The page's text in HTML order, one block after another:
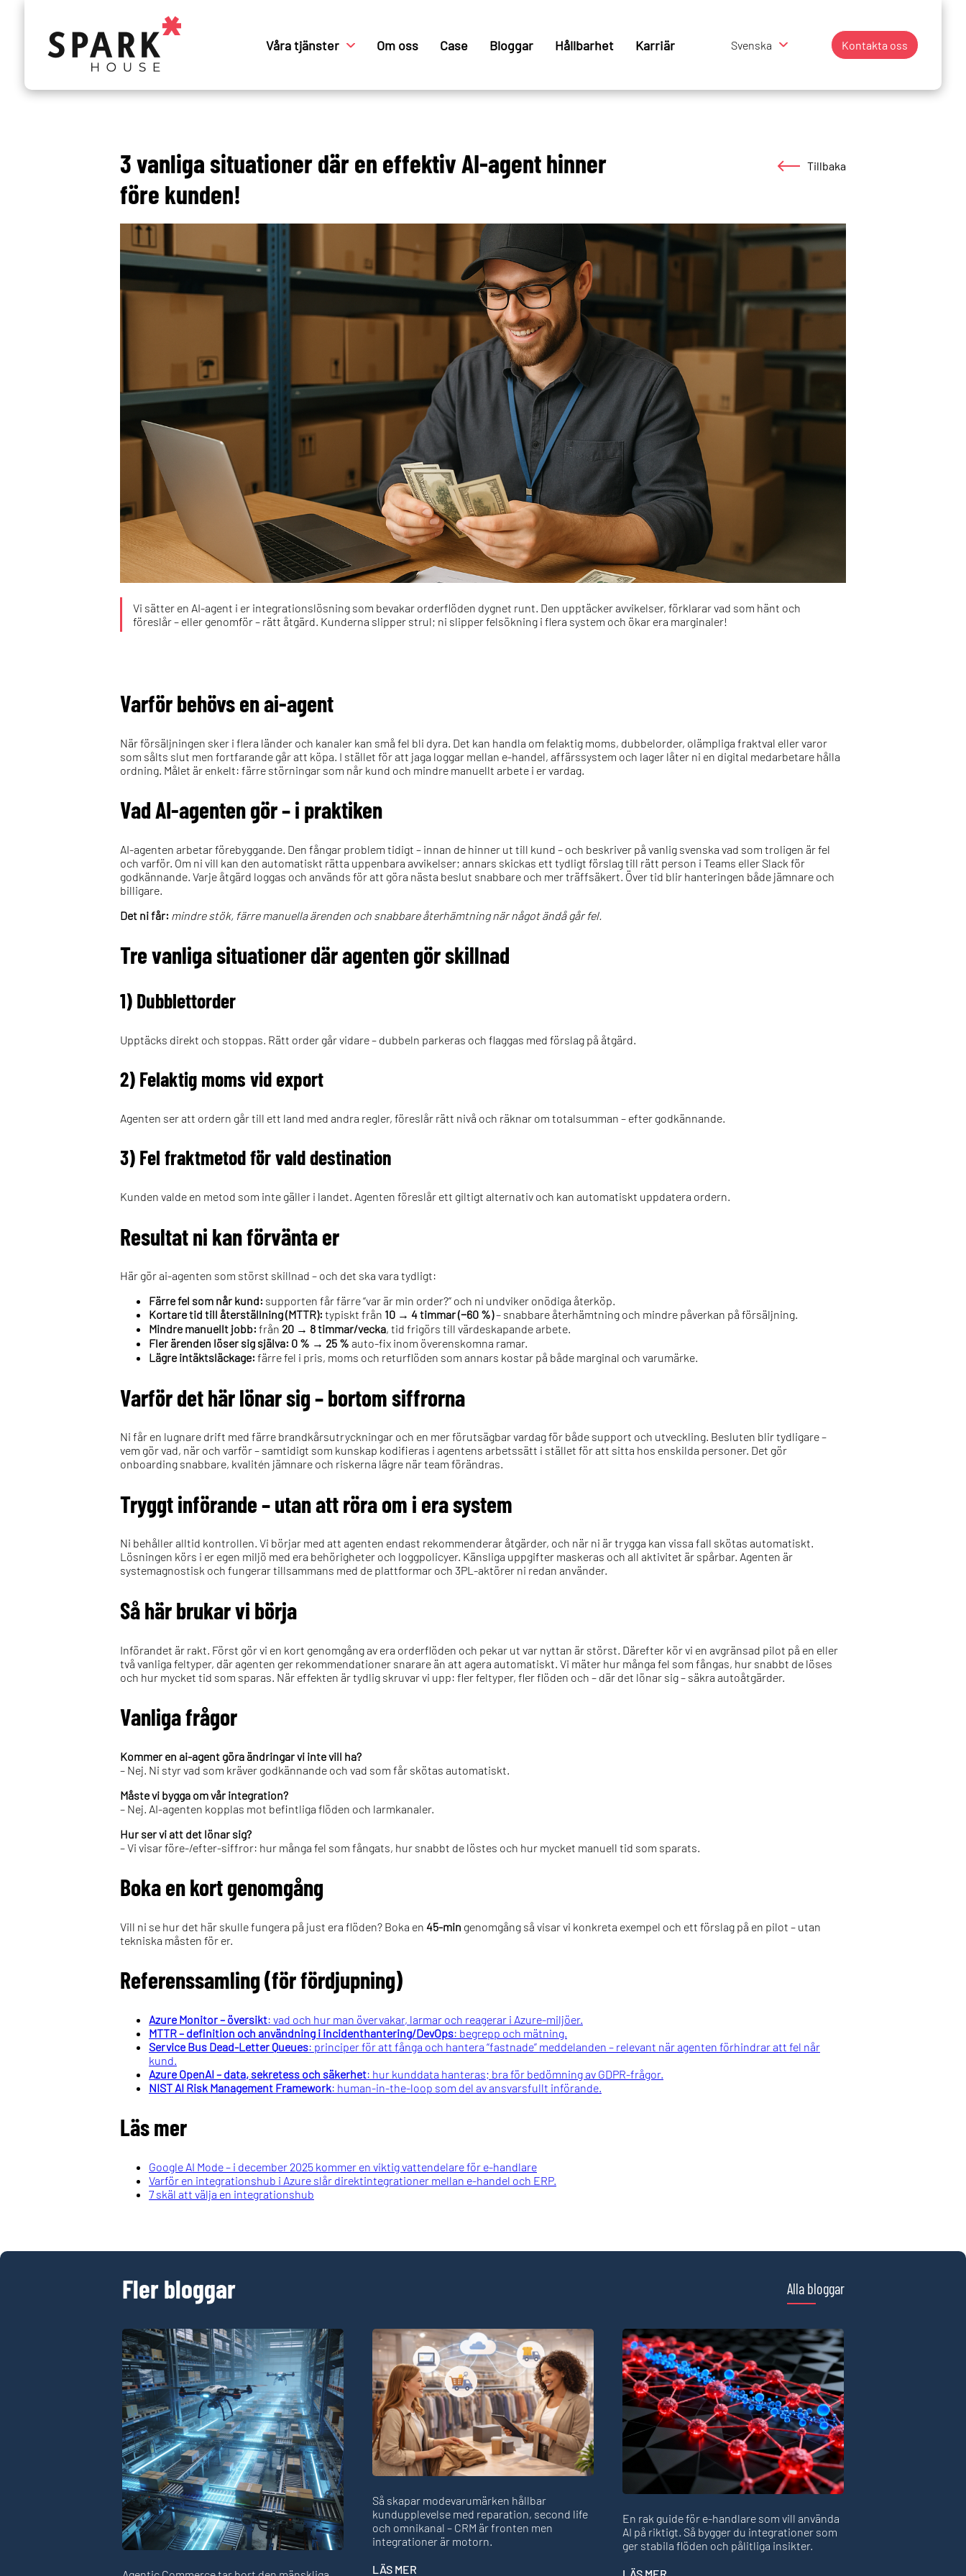
Våra tjänster Om oss Case Bloggar Hållbarhet Karriär Svenska Kontakta oss
3 vanliga situationer där en effektiv AI-agent hinner
före kunden!
Tillbaka
Vi sätter en AI-agent i er integrationslösning som bevakar orderflöden dygnet runt. Den upptäcker avvikelser, förklarar vad som hänt och
föreslår – eller genomför – rätt åtgärd. Kunderna slipper strul; ni slipper felsökning i flera system och ökar era marginaler!
Varför behövs en ai-agent
När försäljningen sker i flera länder och kanaler kan små fel bli dyra. Det kan handla om felaktig moms, dubbelorder, olämpliga fraktval eller varor
som sålts slut men fortfarande går att köpa. I stället för att jaga loggar mellan e-handel, affärssystem och lager låter ni en digital medarbetare hålla
ordning. Målet är enkelt: färre störningar som når kund och mindre manuellt arbete i er vardag.
Vad AI-agenten gör – i praktiken
AI-agenten arbetar förebyggande. Den fångar problem tidigt – innan de hinner ut till kund – och beskriver på vanlig svenska vad som troligen är fel
och varför. Om ni vill kan den automatiskt rätta uppenbara avvikelser; annars skickas ett tydligt förslag till rätt person i Teams eller Slack för
godkännande. Varje åtgärd loggas och används för att göra nästa beslut snabbare och mer träffsäkert. Över tid blir hanteringen både jämnare och
billigare.
Det ni får: mindre stök, färre manuella ärenden och snabbare återhämtning när något ändå går fel.
Tre vanliga situationer där agenten gör skillnad
1) Dubblettorder
Upptäcks direkt och stoppas. Rätt order går vidare – dubbeln parkeras och flaggas med förslag på åtgärd.
2) Felaktig moms vid export
Agenten ser att ordern går till ett land med andra regler, föreslår rätt nivå och räknar om totalsumman – efter godkännande.
3) Fel fraktmetod för vald destination
Kunden valde en metod som inte gäller i landet. Agenten föreslår ett giltigt alternativ och kan automatiskt uppdatera ordern.
Resultat ni kan förvänta er
Här gör ai-agenten som störst skillnad – och det ska vara tydligt:
Färre fel som når kund: supporten får färre “var är min order?” och ni undviker onödiga återköp.
Kortare tid till återställning (MTTR): typiskt från 10 → 4 timmar (−60 %)– snabbare återhämtning och mindre påverkan på försäljning.
Mindre manuellt jobb: från 20 → 8 timmar/vecka, tid frigörs till värdeskapande arbete.
Fler ärenden löser sig själva: 0 % → 25 % auto-fix inom överenskomna ramar.
Lägre intäktsläckage: färre fel i pris, moms och returflöden som annars kostar på både marginal och varumärke.
Varför det här lönar sig – bortom siffrorna
Ni får en lugnare drift med färre brandkårsutryckningar och en mer förutsägbar vardag för både support och utveckling. Besluten blir tydligare –
vem gör vad, när och varför – samtidigt som kunskap kodifieras i agentens arbetssätt i stället för att sitta hos enskilda personer. Det gör
onboarding snabbare, kvalitén jämnare och riskerna lägre när team förändras.
Tryggt införande – utan att röra om i era system
Ni behåller alltid kontrollen. Vi börjar med att agenten endast rekommenderar åtgärder, och när ni är trygga kan vissa fall skötas automatiskt.
Lösningen körs i er egen miljö med era behörigheter och loggpolicyer. Känsliga uppgifter maskeras och all aktivitet är spårbar. Agenten är
systemagnostisk och fungerar tillsammans med de plattformar och 3PL-aktörer ni redan använder.
Så här brukar vi börja
Införandet är rakt. Först gör vi en kort genomgång av era orderflöden och pekar ut var nyttan är störst. Därefter kör vi en avgränsad pilot på en eller
två vanliga feltyper, där agenten ger rekommendationer snarare än att agera automatiskt. Vi mäter hur många fel som fångas, hur snabbt de löses
och hur mycket tid som sparas. När effekten är tydlig skruvar vi upp: fler feltyper, fler flöden och – där det lönar sig – säkra autoåtgärder.
Vanliga frågor
Kommer en ai-agent göra ändringar vi inte vill ha?
– Nej. Ni styr vad som kräver godkännande och vad som får skötas automatiskt.
Måste vi bygga om vår integration?
– Nej. AI-agenten kopplas mot befintliga flöden och larmkanaler.
Hur ser vi att det lönar sig?
– Vi visar före-/efter-siffror: hur många fel som fångats, hur snabbt de löstes och hur mycket manuell tid som sparats.
Boka en kort genomgång
Vill ni se hur det här skulle fungera på just era flöden? Boka en 45-min genomgång så visar vi konkreta exempel och ett förslag på en pilot – utan
tekniska måsten för er.
Referenssamling (för fördjupning)
Azure Monitor – översikt: vad och hur man övervakar, larmar och reagerar i Azure-miljöer.
MTTR – definition och användning i incidenthantering/DevOps: begrepp och mätning.
Service Bus Dead-Letter Queues: principer för att fånga och hantera “fastnade” meddelanden – relevant när agenten förhindrar att fel når
kund.
Azure OpenAI – data, sekretess och säkerhet: hur kunddata hanteras; bra för bedömning av GDPR-frågor.
NIST AI Risk Management Framework: human-in-the-loop som del av ansvarsfullt införande.
Läs mer
Google AI Mode – i december 2025 kommer en viktig vattendelare för e-handlare
Varför en integrationshub i Azure slår direktintegrationer mellan e-handel och ERP.
7 skäl att välja en integrationshub
Fler bloggar Alla bloggar
Så skapar modevarumärken hållbar
kundupplevelse med reparation, second life
och omnikanal – CRM är fronten men
integrationer är motorn.
LÄS MER
En rak guide för e-handlare som vill använda
AI på riktigt. Så bygger du integrationer som
ger stabila flöden och pålitliga insikter.